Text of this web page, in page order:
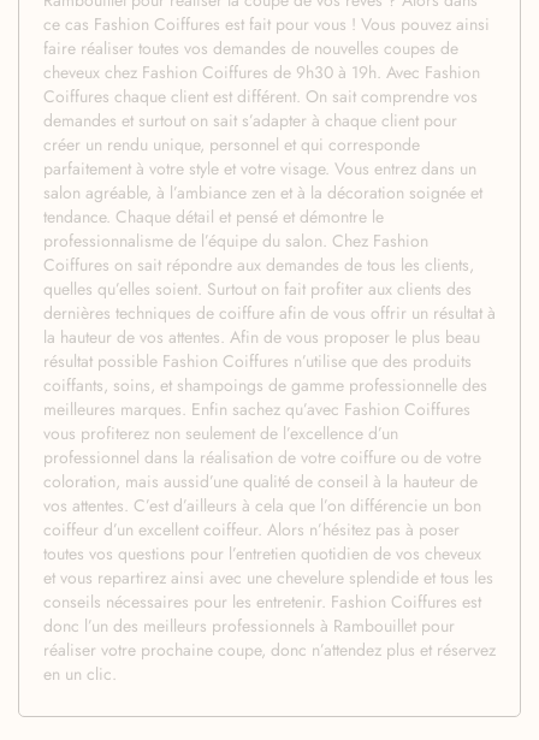
ce cas Fashion Coiffures est fait pour vous ! Vous pouvez ainsi
faire réaliser toutes vos demandes de nouvelles coupes de
cheveux chez Fashion Coiffures de 9h30 à 19h. Avec Fashion
Coiffures chaque client est différent. On sait comprendre vos
demandes et surtout on sait s’adapter à chaque client pour
créer un rendu unique, personnel et qui corresponde
parfaitement à votre style et votre visage. Vous entrez dans un
salon agréable, à l’ambiance zen et à la décoration soignée et
tendance. Chaque détail et pensé et démontre le
professionnalisme de l’équipe du salon. Chez Fashion
Coiffures on sait répondre aux demandes de tous les clients,
quelles qu’elles soient. Surtout on fait profiter aux clients des
dernières techniques de coiffure afin de vous offrir un résultat à
la hauteur de vos attentes. Afin de vous proposer le plus beau
résultat possible Fashion Coiffures n’utilise que des produits
coiffants, soins, et shampoings de gamme professionnelle des
meilleures marques. Enfin sachez qu’avec Fashion Coiffures
vous profiterez non seulement de l’excellence d’un
professionnel dans la réalisation de votre coiffure ou de votre
coloration, mais aussid’une qualité de conseil à la hauteur de
vos attentes. C’est d’ailleurs à cela que l’on différencie un bon
coiffeur d’un excellent coiffeur. Alors n’hésitez pas à poser
toutes vos questions pour l’entretien quotidien de vos cheveux
et vous repartirez ainsi avec une chevelure splendide et tous les
conseils nécessaires pour les entretenir. Fashion Coiffures est
donc l’un des meilleurs professionnels à Rambouillet pour
réaliser votre prochaine coupe, donc n’attendez plus et réservez
en un clic.